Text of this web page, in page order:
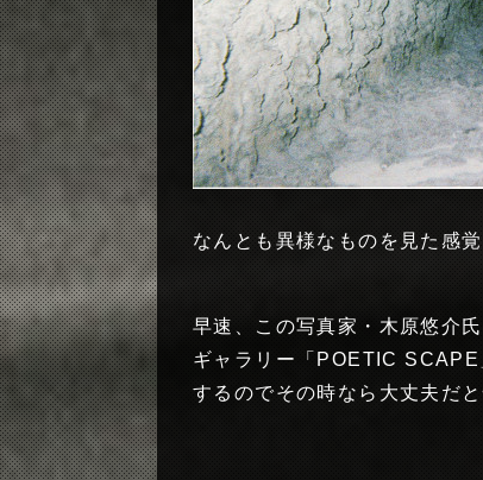
なんとも異様なものを見た感
早速、この写真家・木原悠介
ギャラリー「POETIC
するのでその時なら大丈夫だ